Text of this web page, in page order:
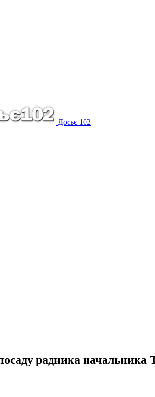
Досьє 102
радника